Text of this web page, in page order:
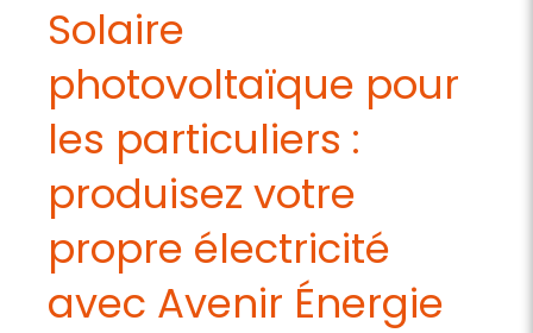
Solaire
photovoltaïque pour
les particuliers :
produisez votre
propre électricité
avec Avenir Énergie